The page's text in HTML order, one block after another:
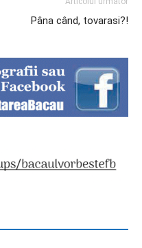
Pâna când, tovarasi?!